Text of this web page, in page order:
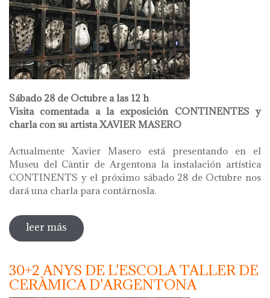
Sábado 28 de Octubre a las 12 h
Visita comentada a la exposición CONTINENTES y
charla con su artista XAVIER MASERO
Actualmente Xavier Masero está presentando en el
Museu del Càntir de Argentona la instalación artística
CONTINENTS y el próximo sábado 28 de Octubre nos
dará una charla para contárnosla.
leer más sobre xavier masero. continents
30+2 ANYS DE L'ESCOLA TALLER DE
CERÀMICA D'ARGENTONA